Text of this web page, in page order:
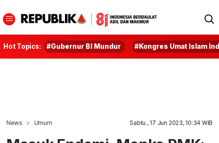
Hot Topics: #Gubernur BI Mundur #Kongres Umat Islam
News Umum Sabtu , 17 Jun 2023, 10:34 WIB